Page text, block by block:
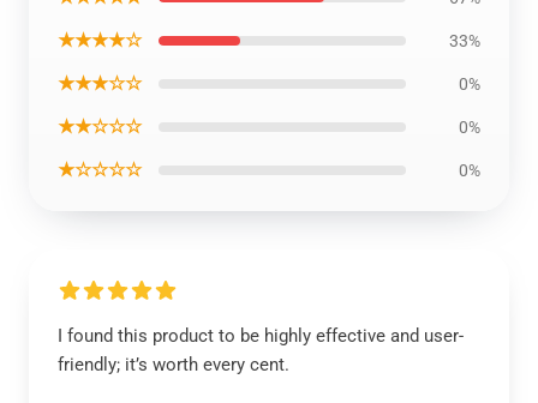
★★★★☆ 33%
★★★☆☆ 0%
★★☆☆☆ 0%
★☆☆☆☆ 0%
I found this product to be highly effective and user-
friendly; it’s worth every cent.